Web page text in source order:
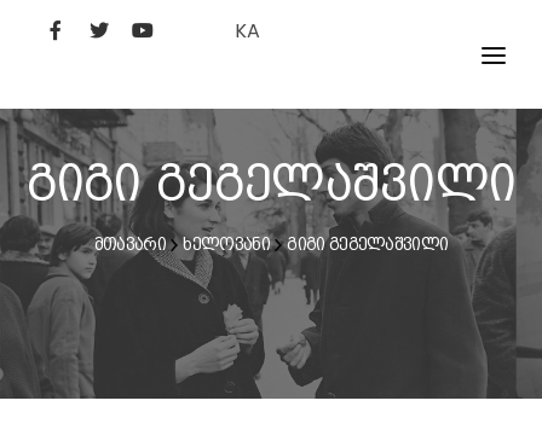
KA
ᲤᲘᲚᲛᲔᲑᲘ
ᲮᲔᲚᲝᲕᲐᲜᲘ
ᲙᲘᲜᲝᲡᲢᲣᲓᲘᲐ
ᲙᲘᲜᲝᲐᲙᲐᲓᲔᲛᲘᲐ
გიგი გეგელაშვილი
მთავარი ხელოვანი გიგი გეგელაშვილი